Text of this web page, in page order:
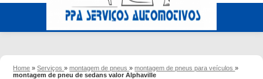
Home »Serviços»montagem de pneus»montagem de pneus para veículos»
montagem de pneu de sedans valor Alphaville